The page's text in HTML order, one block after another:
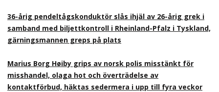
36-årig pendeltågskonduktör slås ihjäl av 26-årig grek i
samband med biljettkontroll i Rheinland-Pfalz i Tyskland,
gärningsmannen greps på plats
Marius Borg Høiby grips av norsk polis misstänkt för
misshandel, olaga hot och överträdelse av
kontaktförbud, häktas sedermera i upp till fyra veckor